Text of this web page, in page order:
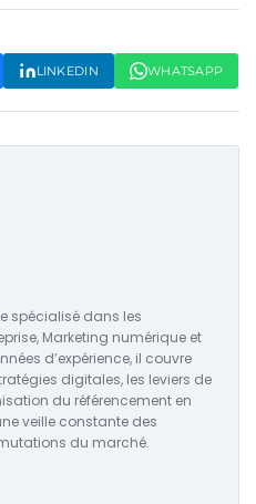
LINKEDIN WHATSAPP
spécialisé dans les
Marketing numérique et
d’expérience, il couvre
digitales, les leviers de
du référencement en
veille constante des
du marché.